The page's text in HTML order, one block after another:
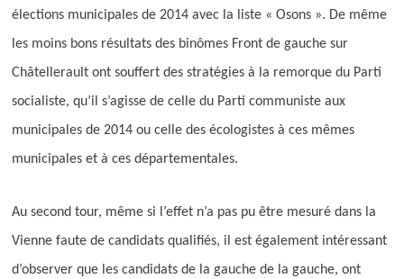
élections municipales de 2014 avec la liste « Osons ». De même
les moins bons résultats des binômes Front de gauche sur
Châtellerault ont souffert des stratégies à la remorque du Parti
socialiste, qu’il s’agisse de celle du Parti communiste aux
municipales de 2014 ou celle des écologistes à ces mêmes
municipales et à ces départementales.
Au second tour, même si l’effet n’a pas pu être mesuré dans la
Vienne faute de candidats qualifiés, il est également intéressant
d’observer que les candidats de la gauche de la gauche, ont